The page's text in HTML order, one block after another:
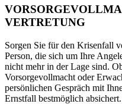
VERTRETUNG
Sorgen Sie für den Krisenfall
Person, die sich um Ihre
nicht mehr in der Lage sind.
Vorsorgevollmacht oder
persönlichen Gespräch mit
Ernstfall bestmöglich absichert.